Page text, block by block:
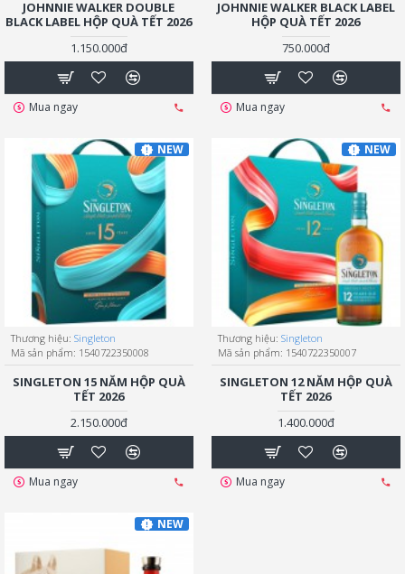
JOHNNIE WALKER DOUBLE
BLACK LABEL HỘP QUÀ TẾT 2026
1.150.000đ
Mua ngay
JOHNNIE WALKER BLACK LABEL
HỘP QUÀ TẾT 2026
750.000đ
Mua ngay
NEW
Thương hiệu: Singleton
Mã sản phẩm: 1540722350008
SINGLETON 15 NĂM HỘP QUÀ
TẾT 2026
2.150.000đ
Mua ngay
NEW
Thương hiệu: Singleton
Mã sản phẩm: 1540722350007
SINGLETON 12 NĂM HỘP QUÀ
TẾT 2026
1.400.000đ
Mua ngay
NEW